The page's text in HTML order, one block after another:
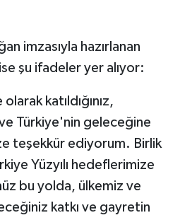
imzasıyla hazırlanan
şu ifadeler yer alıyor:
katıldığınız,
Türkiye'nin geleceğine
teşekkür ediyorum. Birlik
Yüzyılı hedeflerimize
bu yolda, ülkemiz ve
katkı ve gayretin